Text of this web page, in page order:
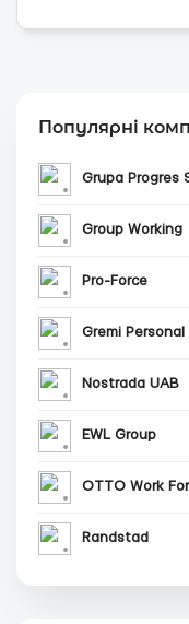
Популярні
Grupa Progres
Group Working
Pro-Force
Gremi Personal
Nostrada UAB
EWL Group
OTTO Work
Randstad